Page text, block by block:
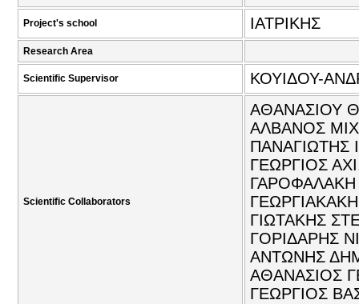
Project's school ΙΑΤΡΙΚΗΣ
Research Area
Scientific Supervisor ΚΟΥΙΔΟΥ-
Scientific Collaborators
ΑΘΑΝΑΣΙΟΥ
ΑΛΒΑΝΟΣ
ΠΑΝΑΓΙΩΤΗΣ
ΓΕΩΡΓΙΟΣ
ΓΑΡΟΦΑΛΑΚΗ
ΓΙΩΤΑΚΗΣ
ΓΟΡΙΔΑΡΗΣ
ΑΝΤΩΝΗΣ
ΑΘΑΝΑΣΙΟΣ
ΓΕΩΡΓΙΟΣ